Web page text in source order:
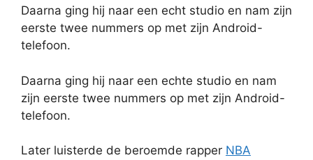
Daarna ging hij naar een echt studio en nam zijn
eerste twee nummers op met zijn Android-
telefoon.
Daarna ging hij naar een echte studio en nam
zijn eerste twee nummers op met zijn Android-
telefoon.
Later luisterde de beroemde rapper NBA